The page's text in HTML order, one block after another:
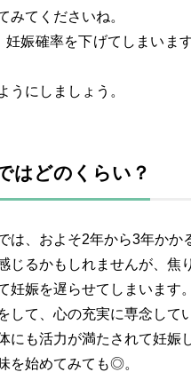
みてくださいね。
娠確率を下げてしまいま
うにしましょう。
はどのくらい？
、およそ2年から3年かか
るかもしれませんが、焦
娠を遅らせてしまいます。
て、心の充実に専念して
にも活力が満たされて妊娠
を始めてみても◎。